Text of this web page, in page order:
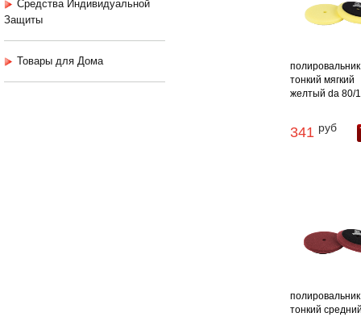
Средства Индивидуальной
Защиты
Товары для Дома
полировальник
тонкий мягкий
желтый da 80/
341 руб
полировальник
тонкий